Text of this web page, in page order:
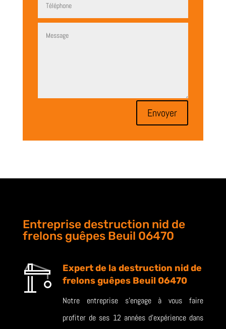
Envoyer
Entreprise destruction nid de
frelons guêpes Beuil 06470
Expert de la destruction nid de
frelons guêpes Beuil 06470
Notre entreprise s’engage à vous faire
profiter de ses 12 années d’expérience dans